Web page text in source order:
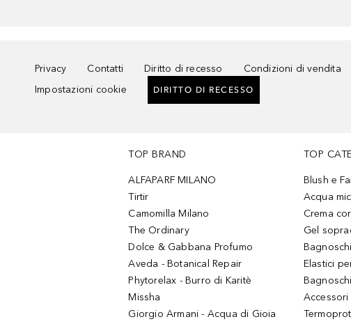
Privacy Contatti Diritto di recesso Condizioni di vendita
Impostazioni cookie
DIRITTO DI RECESSO
TOP BRAND
ALFAPARF MILANO
Tirtir
Camomilla Milano
The Ordinary
Dolce & Gabbana Profumo
Aveda - Botanical Repair
Phytorelax - Burro di Karitè
Missha
Giorgio Armani - Acqua di Gioia
TOP
Blush e
Acqua
Crema
Gel
Elastici